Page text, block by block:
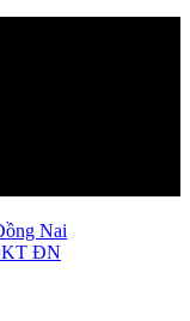
Nai
ĐN